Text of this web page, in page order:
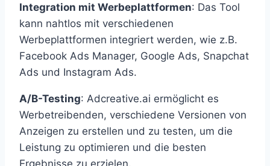
Integration mit Werbeplattformen: Das Tool
kann nahtlos mit verschiedenen
Werbeplattformen integriert werden, wie z.B.
Facebook Ads Manager, Google Ads, Snapchat
Ads und Instagram Ads.
A/B-Testing: Adcreative.ai ermöglicht es
Werbetreibenden, verschiedene Versionen von
Anzeigen zu erstellen und zu testen, um die
Leistung zu optimieren und die besten
Ergebnisse zu erzielen.